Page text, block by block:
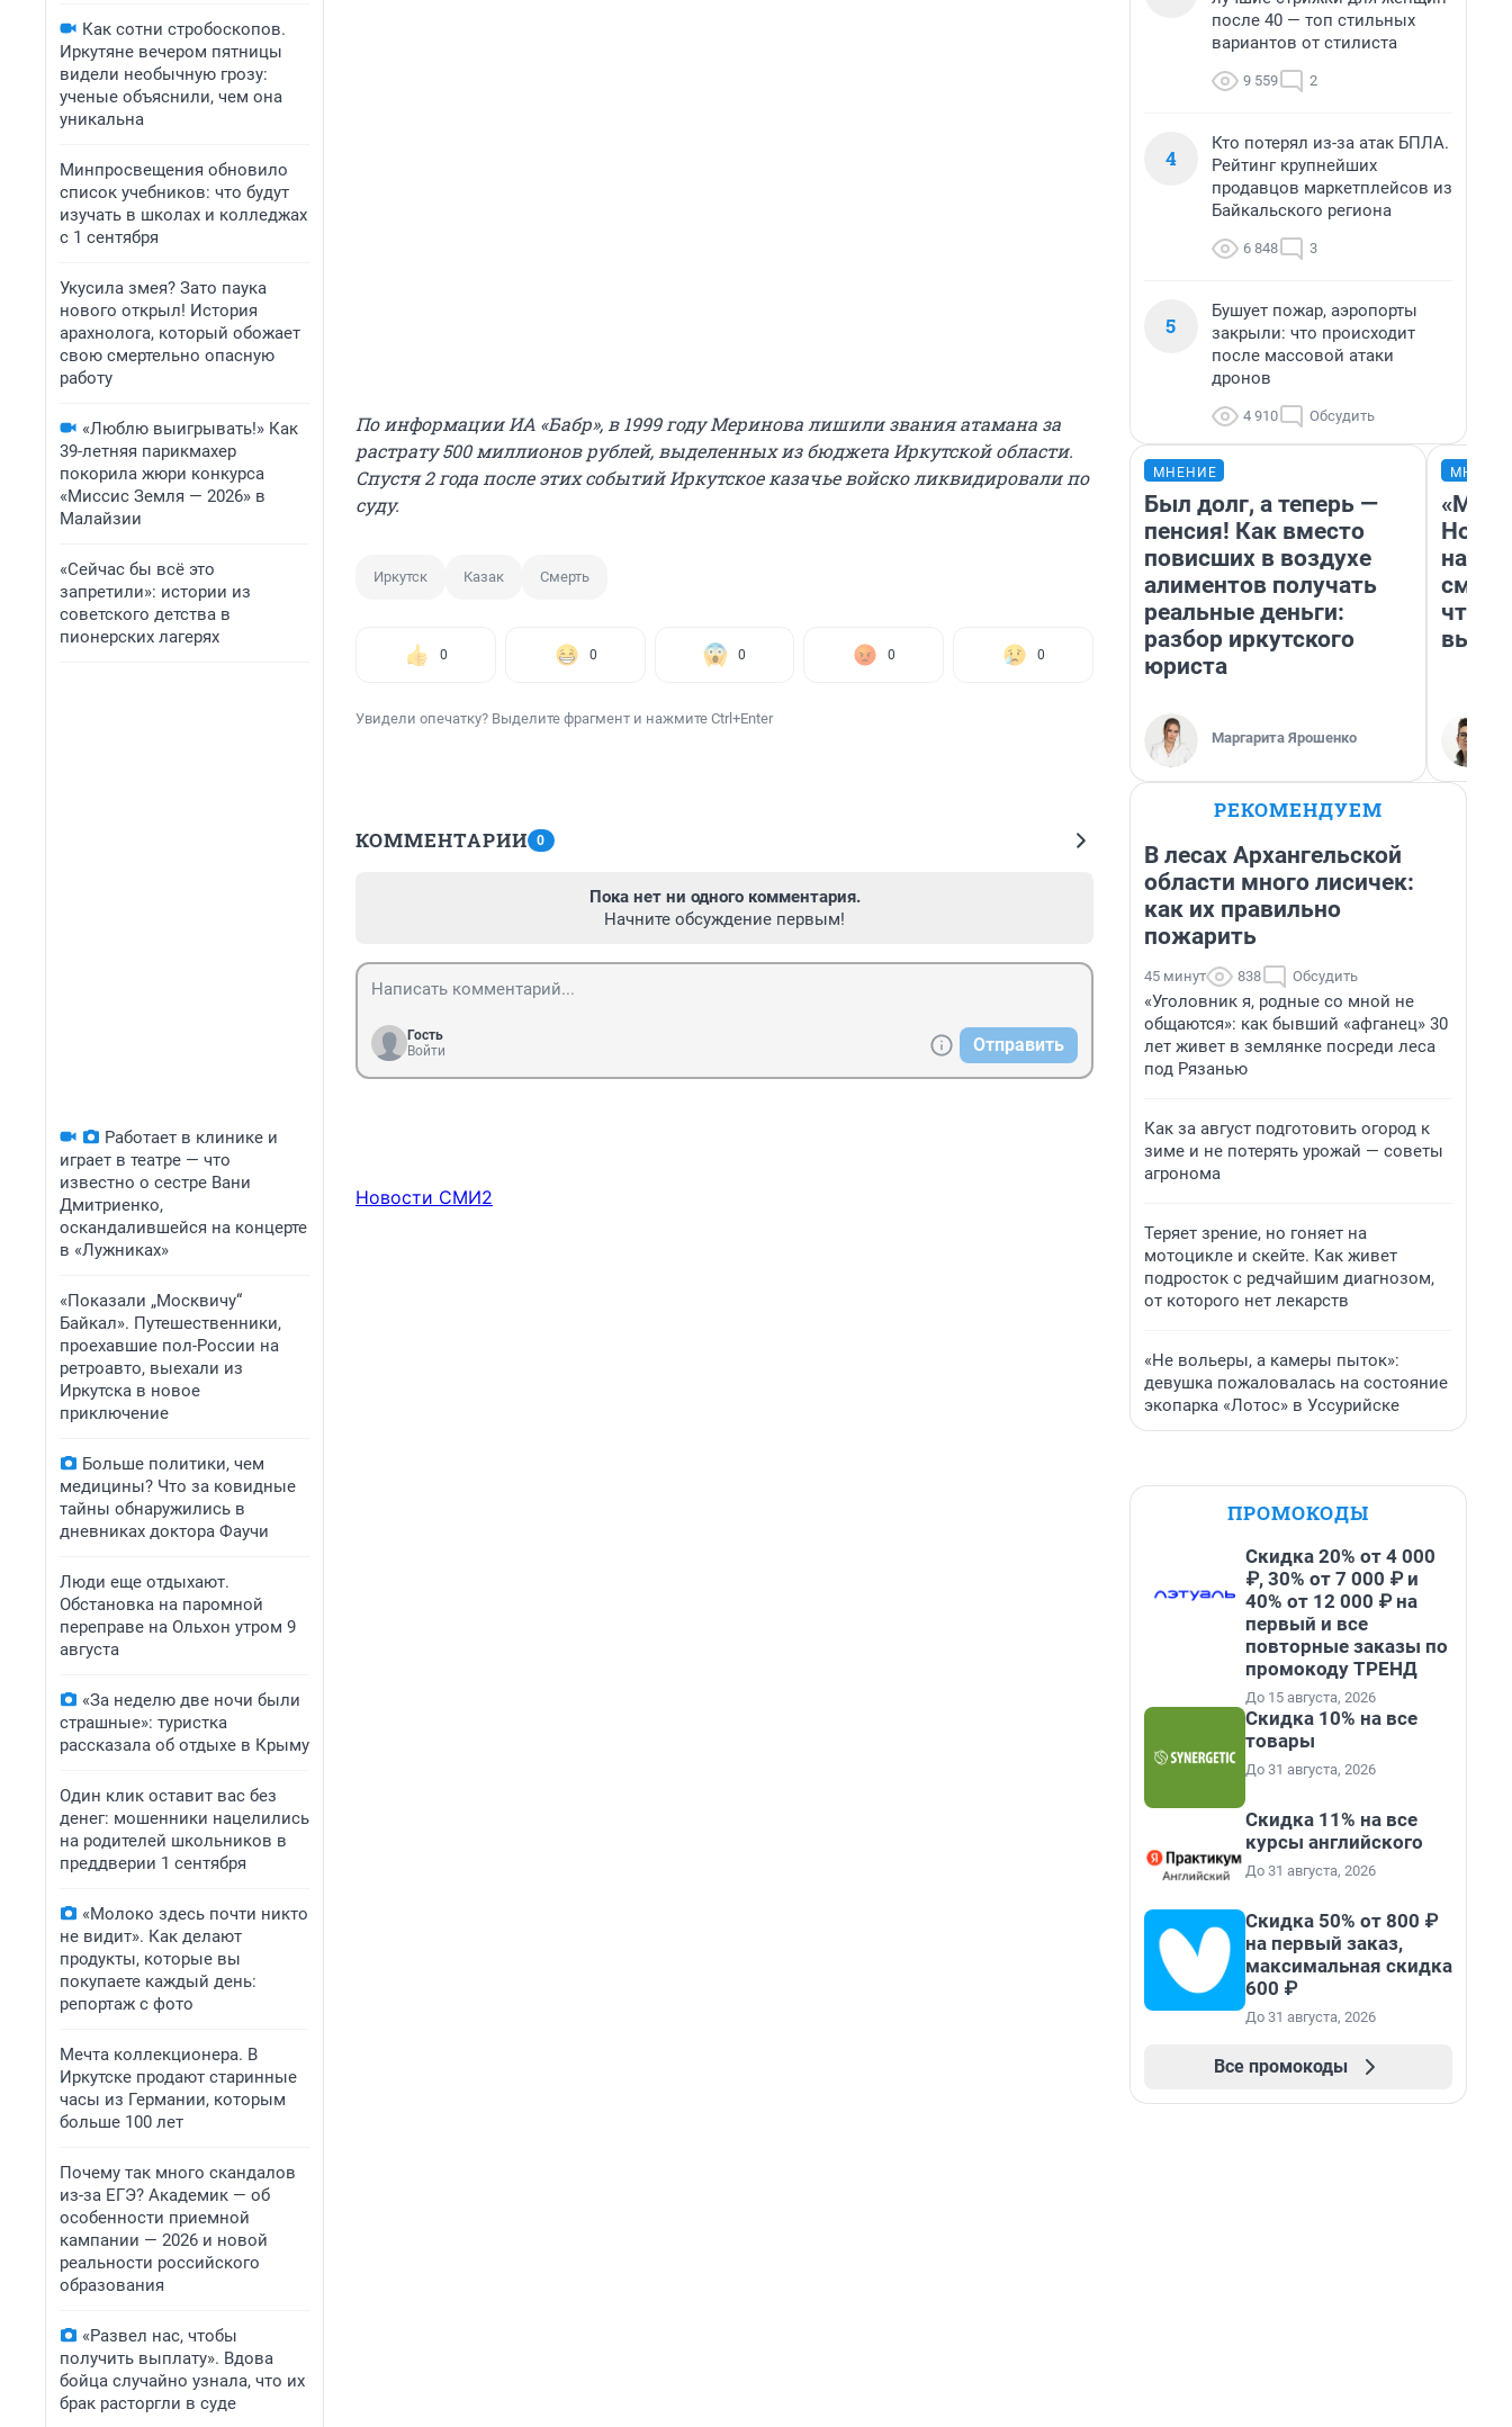
Как сотни стробоскопов.
Иркутяне вечером пятницы
видели необычную грозу:
ученые объяснили, чем она
уникальна
Минпросвещения обновило
список учебников: что будут
изучать в школах и колледжах
с 1 сентября
Укусила змея? Зато паука
нового открыл! История
арахнолога, который обожает
свою смертельно опасную
работу
«Люблю выигрывать!» Как
39-летняя парикмахер
покорила жюри конкурса
«Миссис Земля — 2026» в
Малайзии
«Сейчас бы всё это
запретили»: истории из
советского детства в
пионерских лагерях
Работает в клинике и
играет в театре — что
известно о сестре Вани
Дмитриенко,
оскандалившейся на концерте
в «Лужниках»
«Показали „Москвичу“
Байкал». Путешественники,
проехавшие пол-России на
ретроавто, выехали из
Иркутска в новое
приключение
Больше политики, чем
медицины? Что за ковидные
тайны обнаружились в
дневниках доктора Фаучи
Люди еще отдыхают.
Обстановка на паромной
переправе на Ольхон утром 9
августа
«За неделю две ночи были
страшные»: туристка
рассказала об отдыхе в Крыму
Один клик оставит вас без
денег: мошенники нацелились
на родителей школьников в
преддверии 1 сентября
«Молоко здесь почти никто
не видит». Как делают
продукты, которые вы
покупаете каждый день:
репортаж с фото
Мечта коллекционера. В
Иркутске продают старинные
часы из Германии, которым
больше 100 лет
Почему так много скандалов
из-за ЕГЭ? Академик — об
особенности приемной
кампании — 2026 и новой
реальности российского
образования
«Развел нас, чтобы
получить выплату». Вдова
бойца случайно узнала, что их
брак расторгли в суде
По информации ИА «Бабр», в 1999 году Меринова лишили звания атамана за
растрату 500 миллионов рублей, выделенных из бюджета Иркутской области.
Спустя 2 года после этих событий Иркутское казачье войско ликвидировали по
суду.
Иркутск Казак Смерть
0 0 0 0 0
Увидели опечатку? Выделите фрагмент и нажмите Ctrl+Enter
КОММЕНТАРИИ 0
Пока нет ни одного комментария.
Начните обсуждение первым!
Гость
Войти
Отправить
Новости СМИ2
после 40 — топ стильных
вариантов от стилиста
9 559 2
4
Кто потерял из-за атак БПЛА.
Рейтинг крупнейших
продавцов маркетплейсов из
Байкальского региона
6 848 3
5
Бушует пожар, аэропорты
закрыли: что происходит
после массовой атаки
дронов
4 910 Обсудить
МНЕНИЕ
Был долг, а теперь —
пенсия! Как вместо
повисших в воздухе
алиментов получать
реальные деньги:
разбор иркутского
юриста
Маргарита Ярошенко
«Мы
РЕКОМЕНДУЕМ
В лесах Архангельской
области много лисичек:
как их правильно
пожарить
45 минут 838 Обсудить
«Уголовник я, родные со мной не
общаются»: как бывший «афганец» 30
лет живет в землянке посреди леса
под Рязанью
Как за август подготовить огород к
зиме и не потерять урожай — советы
агронома
Теряет зрение, но гоняет на
мотоцикле и скейте. Как живет
подросток с редчайшим диагнозом,
от которого нет лекарств
«Не вольеры, а камеры пыток»:
девушка пожаловалась на состояние
экопарка «Лотос» в Уссурийске
ПРОМОКОДЫ
Скидка 20% от 4 000
₽, 30% от 7 000 ₽ и
40% от 12 000 ₽ на
первый и все
повторные заказы по
промокоду ТРЕНД
До 15 августа, 2026
Скидка 10% на все
товары
До 31 августа, 2026
Скидка 11% на все
курсы английского
До 31 августа, 2026
Скидка 50% от 800 ₽
на первый заказ,
максимальная скидка
600 ₽
До 31 августа, 2026
Все промокоды